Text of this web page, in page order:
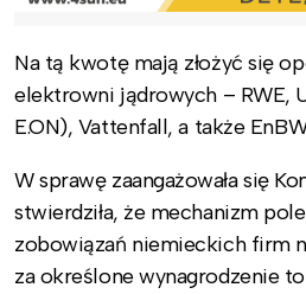
Na tą kwotę mają złożyć się
elektrowni jądrowych – RWE,
E.ON), Vattenfall, a także
W sprawę zaangażowała się
stwierdziła, że mechanizm
zobowiązań niemieckich firm
za określone wynagrodzenie